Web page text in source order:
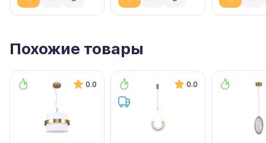
Похожие товары
0.0 0.0